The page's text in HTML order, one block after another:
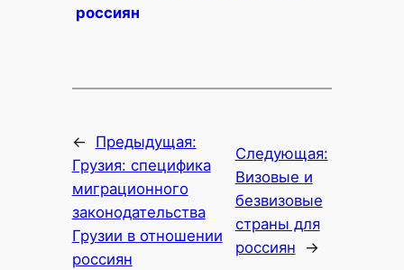
россиян
←
Предыдущая:
Грузия: специфика
миграционного
законодательства
Грузии в отношении
россиян
Следующая:
Визовые и
безвизовые
страны для
россиян
→